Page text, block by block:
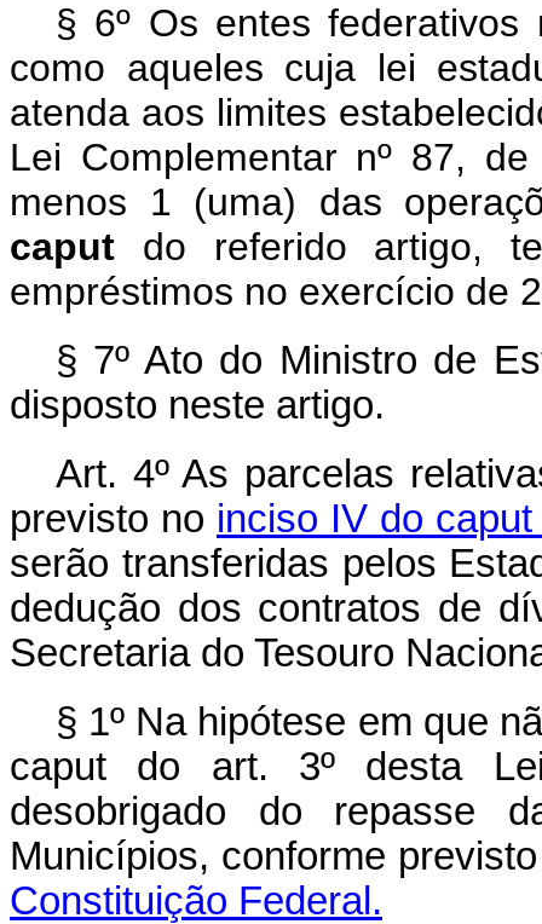
§ 6º Os entes
como aqueles cuja lei
atenda aos limites
Lei Complementar nº 87,
menos 1 (uma) das
caput do referido artigo,
empréstimos no exercício de
§ 7º Ato do Ministro de
disposto neste artigo.
Art. 4º As parcelas
previsto no inciso IV do caput
serão transferidas pelos
dedução dos contratos de
Secretaria do Tesouro
§ 1º Na hipótese em que
caput do art. 3º desta
desobrigado do repasse
Municípios, conforme
Constituição Federal.